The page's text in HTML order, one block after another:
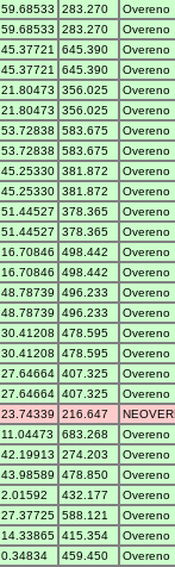
59.68533 283.270
Overeno
59.68533 283.270
Overeno
45.37721 645.390
Overeno
45.37721 645.390
Overeno
21.80473 356.025
Overeno
21.80473 356.025
Overeno
53.72838 583.675
Overeno
53.72838 583.675
Overeno
45.25330 381.872
Overeno
45.25330 381.872
Overeno
51.44527 378.365
Overeno
51.44527 378.365
Overeno
16.70846 498.442
Overeno
16.70846 498.442
Overeno
48.78739 496.233
Overeno
48.78739 496.233
Overeno
30.41208 478.595
Overeno
30.41208 478.595
Overeno
27.64664 407.325
Overeno
27.64664 407.325
Overeno
23.74339 216.647
11.04473 683.268
Overeno
42.19913 274.203
Overeno
43.98589 478.850
Overeno
2.01592 432.177
Overeno
27.37725 588.121
Overeno
14.33865 415.354
Overeno
0.34834 459.450
Overeno